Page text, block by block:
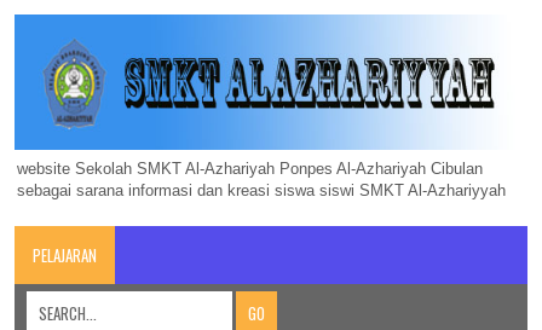
website Sekolah SMKT Al-Azhariyah Ponpes Al-Azhariyah Cibulan
sebagai sarana informasi dan kreasi siswa siswi SMKT Al-Azhariyyah
PELAJARAN